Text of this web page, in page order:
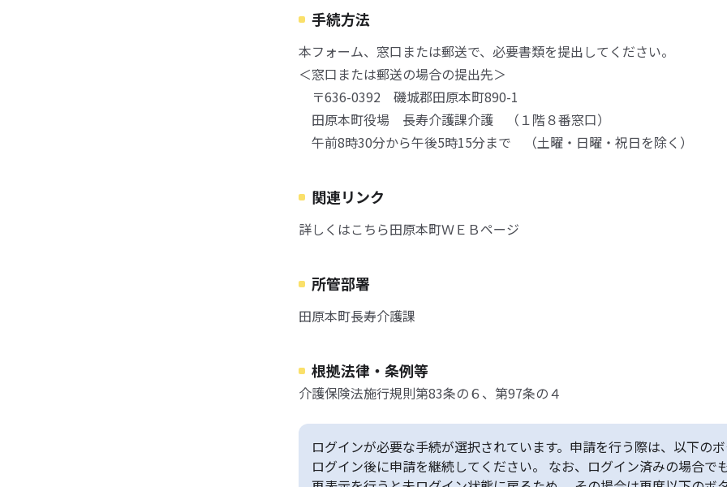
手続方法
本フォーム、窓口または郵送で、必要書類を提出してください。
＜窓口または郵送の場合の提出先＞
〒636-0392 磯城郡田原本町890-1
田原本町役場 長寿介護課介護 （１階８番窓口）
午前8時30分から午後5時15分まで （土曜・日曜・祝日を除く）
関連リンク
詳しくはこちら田原本町ＷＥＢページ
所管部署
田原本町長寿介護課
根拠法律・条例等
介護保険法施行規則第83条の６、第97条の４
ログインが必要な手続が選択されています。申請を行う際は、以下の
ログイン後に申請を継続してください。 なお、ログイン済みの場合で